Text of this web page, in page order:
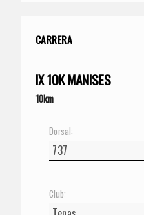
CARRERA
IX 10K MANISES
10km
Dorsal:
Club: